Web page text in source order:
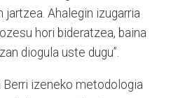
Ahalegin izugarria
hori bideratzea, baina
diogula uste dugu”.
Berri izeneko metodologia